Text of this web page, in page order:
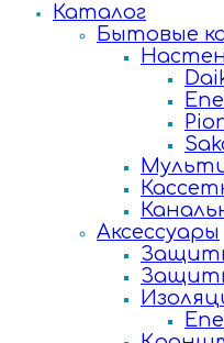
Каталог
Бытовые
Аксессуары